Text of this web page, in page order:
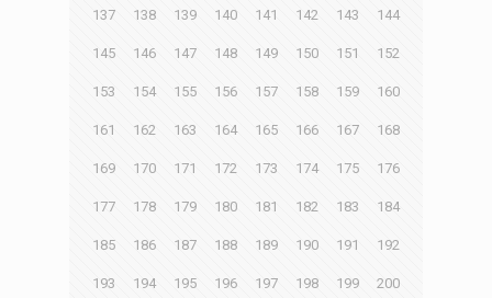
137 138 139 140 141 142 143 144
145 146 147 148 149 150 151 152
153 154 155 156 157 158 159 160
161 162 163 164 165 166 167 168
169 170 171 172 173 174 175 176
177 178 179 180 181 182 183 184
185 186 187 188 189 190 191 192
193 194 195 196 197 198 199 200